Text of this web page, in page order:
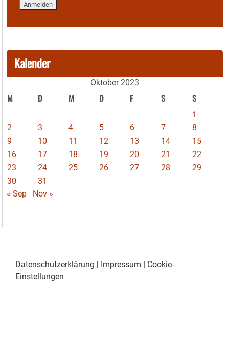
Kalender
Oktober 2023
M D M D F S S
1
2
3 4 5 6 7
8
9
10 11 12 13 14
15
16
17 18 19 20 21
22
23
24 25 26 27 28
29
30
31
« Sep
Nov »
Datenschutzerklärung | Impressum | Cookie-
Einstellungen